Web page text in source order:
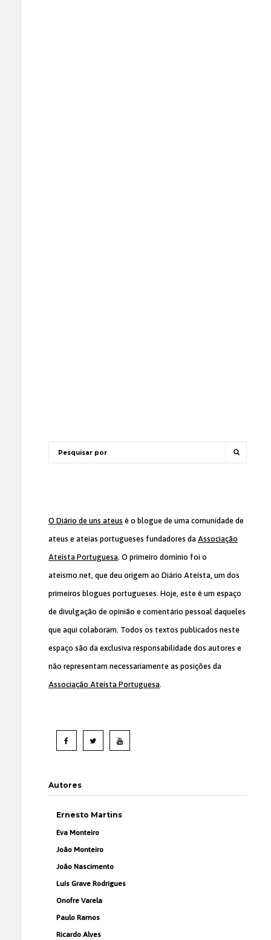
O Diário de uns ateus é o blogue de uma comunidade de
ateus e ateias portugueses fundadores da Associação
Ateísta Portuguesa. O primeiro domínio foi o
ateismo.net, que deu origem ao Diário Ateísta, um dos
primeiros blogues portugueses. Hoje, este é um espaço
de divulgação de opinião e comentário pessoal daqueles
que aqui colaboram. Todos os textos publicados neste
espaço são da exclusiva responsabilidade dos autores e
não representam necessariamente as posições da
Associação Ateísta Portuguesa.
Autores
Ernesto Martins
Eva Monteiro
João Monteiro
João Nascimento
Luís Grave Rodrigues
Onofre Varela
Paulo Ramos
Ricardo Alves